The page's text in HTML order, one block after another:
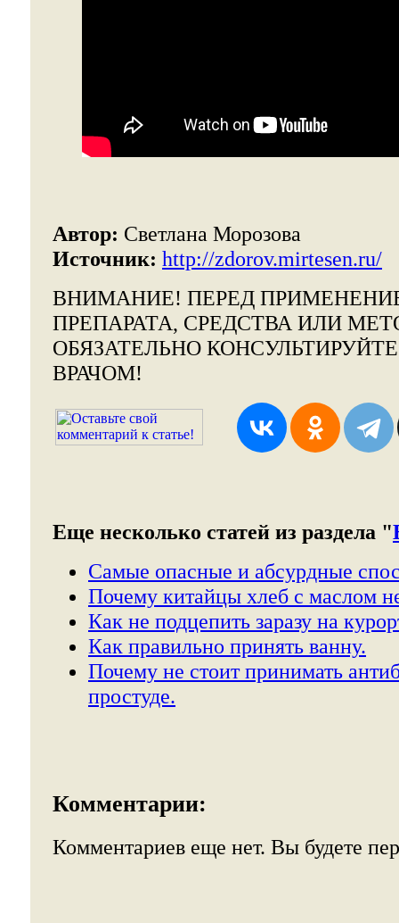
Автор: Светлана Морозова
Источник: http://zdorov.mirtesen.ru/
ВНИМАНИЕ! ПЕРЕД
ПРЕПАРАТА, СРЕДСТВА ИЛИ
ОБЯЗАТЕЛЬНО
ВРАЧОМ!
Еще несколько статей из раздела "
Самые опасные и абсурдные
Почему китайцы хлеб с маслом
Как не подцепить заразу на
Как правильно принять ванну.
Почему не стоит принимать
простуде.
Комментарии:
Комментариев еще нет. Вы будете